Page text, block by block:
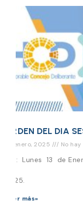
ORDEN DEL DIA
10 enero, 2025 No
Día: Lunes 13 de
2025.
Leer más»